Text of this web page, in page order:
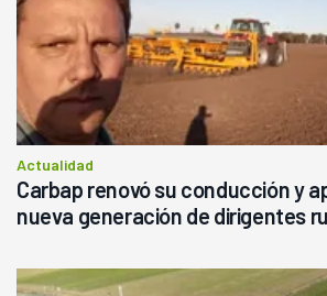
Actualidad
Carbap renovó su conducción y
nueva generación de dirigentes